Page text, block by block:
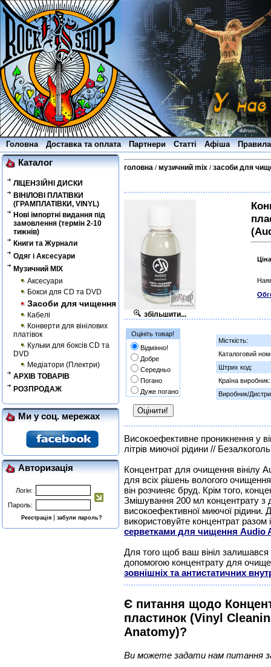
Головна Доставка та оплата Партнери Статті Афіша
Каталог
ЛІЦЕНЗІЙНІ ДИСКИ
ВІНІЛОВІ ПЛАТІВКИ
(ГРАМПЛАТІВКИ, VINYL)
Нові імпортні видання під
замовлення (термін 2-10
тижнів)
Книги та Журнали
Одяг і Аксесуари
Музичний MIX
Аксесуари
Бокси для CD та DVD
Засоби для чищення
Кабелі
Конверти для вінілових
платівок
Кульки для боксів CD та
DVD
Медіатори (Плектри)
АРХІВ ТОВАРІВ
РОЗПРОДАЖ
Ми у соц. мережах
Авторизація
Логін:
Пароль:
Реєстрація |забули пароль?
головна / музичний mix / засоби для
збільшити...
Оцініть товар!
Відмінно!
Добре
Середньо
Погано
Дуже погано
Місткість:
Каталоговий
Штрих код:
Країна виробник:
Виробник/
Високоефективне проникнення у
літрів миючої рідини //
Концентрат для очищення вінілу
для всіх рішень вологого
він розчиняє бруд. Крім того,
Змішування 200 мл концентрату з
високоефективної миючої рідини.
використовуйте концентрат разом
серветками для чищення Audio
Для того щоб ваш вініл
допомогою концентрату для
зовнішніх та антистатичних
Є питання щодо
пластинок (Vinyl
Anatomy)?
Ви можете задати нам питання